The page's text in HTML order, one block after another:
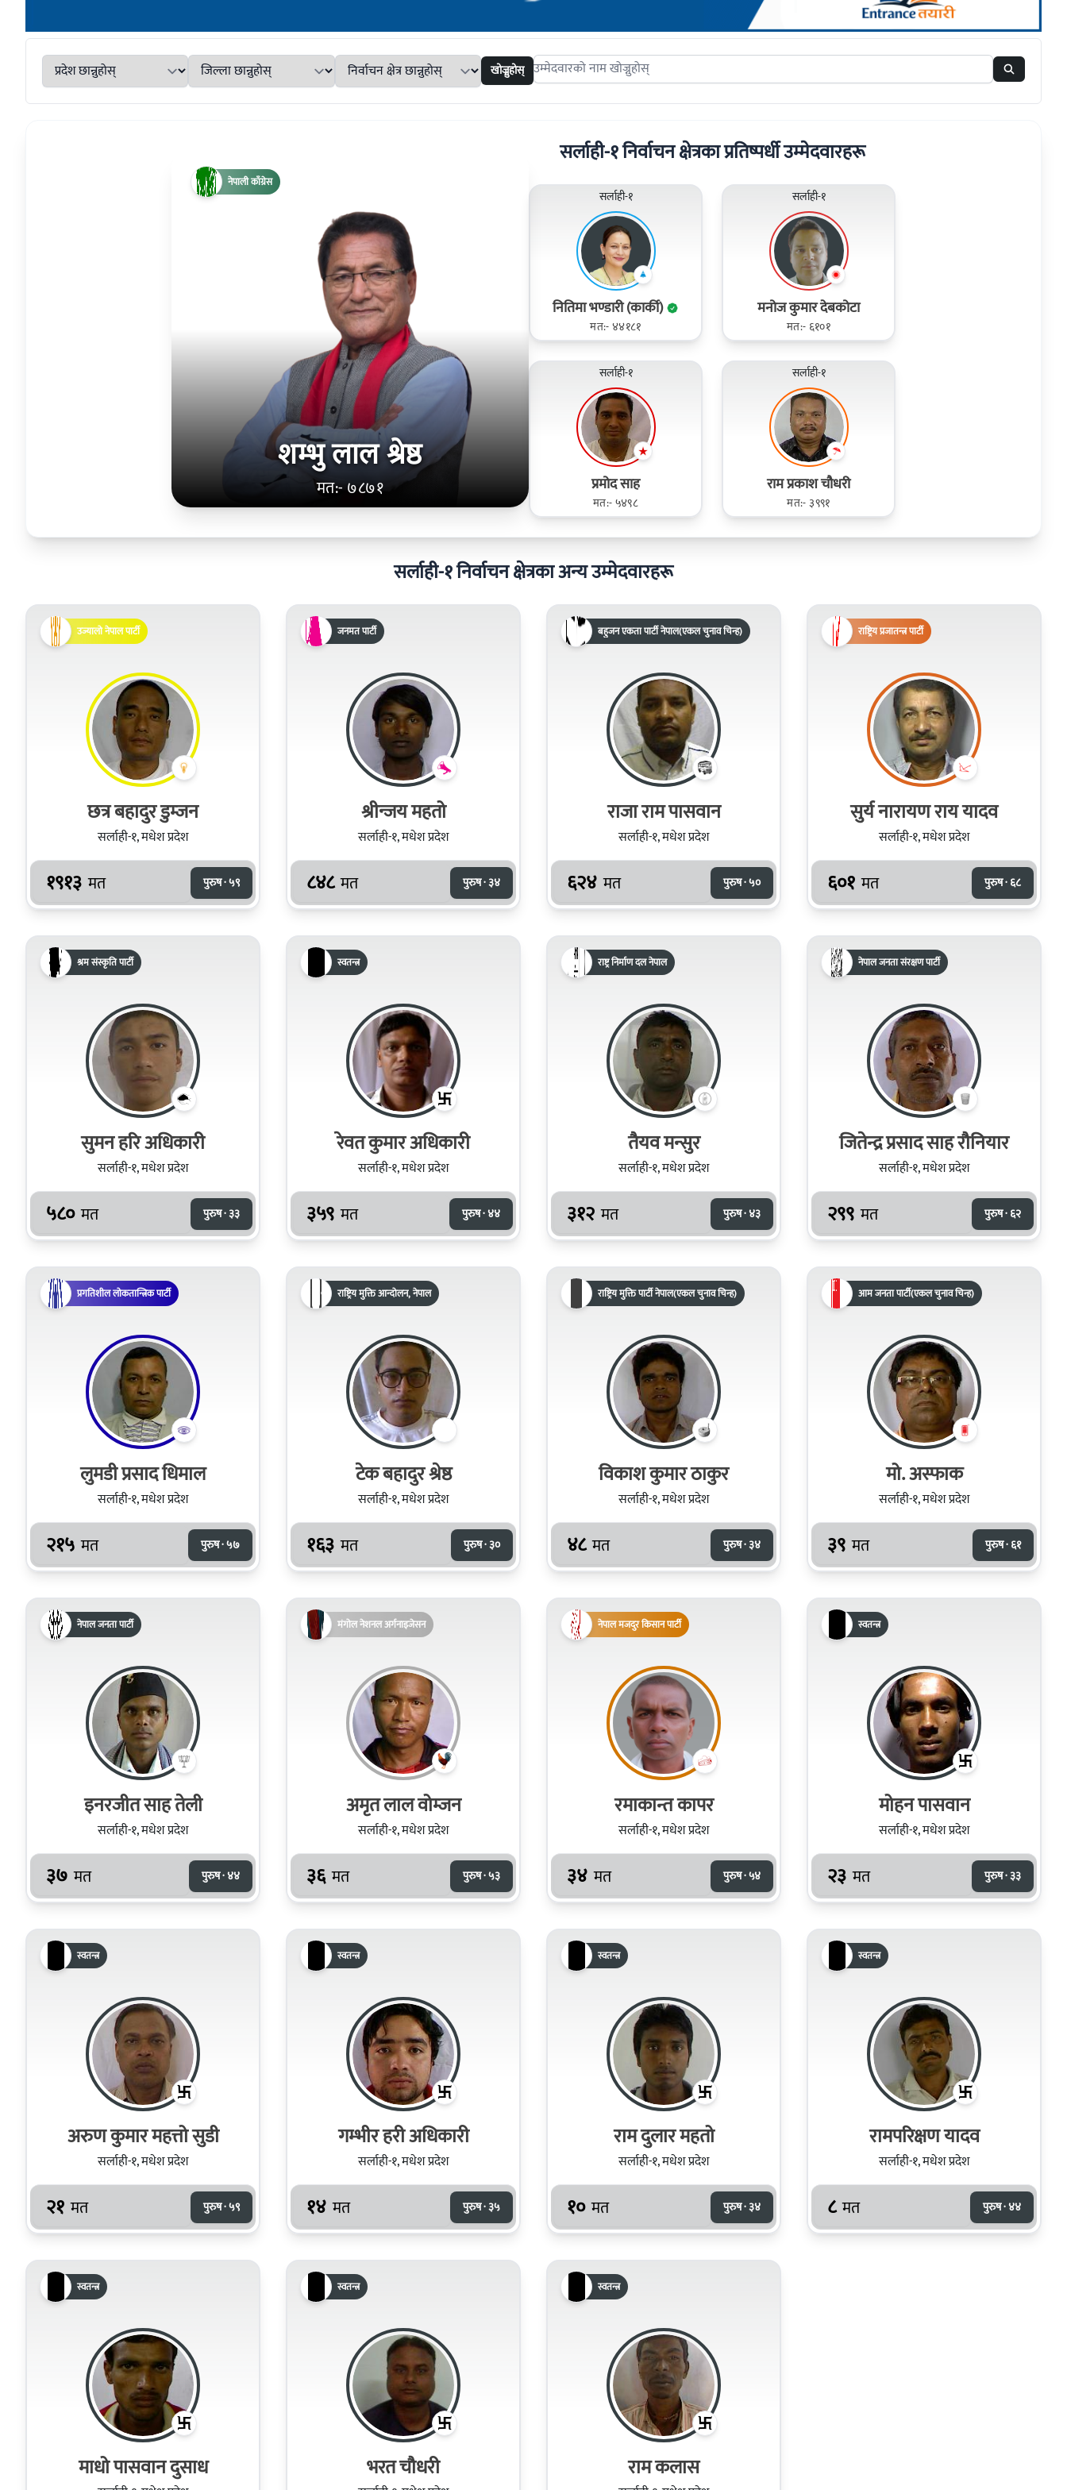
खोज्नुहोस् Search candidates
शम्भु लाल श्रेष्ठ
मत:- ७८७१
नेपाली काँग्रेस
सर्लाही-१ निर्वाचन क्षेत्रका प्रतिष्पर्धी उम्मेदवारहरू
सर्लाही-१
नितिमा भण्डारी (कार्की)
मत:- ४४१८१
सर्लाही-१
मनोज कुमार देबकोटा
मत:- ६१०१
सर्लाही-१
प्रमोद साह
मत:- ५४९८
सर्लाही-१
राम प्रकाश चौधरी
मत:- ३९९१
सर्लाही-१ निर्वाचन क्षेत्रका अन्य उम्मेदवारहरू
उज्यालो नेपाल पार्टी
छत्र बहादुर डुम्जन
सर्लाही-१, मधेश प्रदेश
१९१३ मत पुरुष · ५९
जनमत पार्टी
श्रीन्जय महतो
सर्लाही-१, मधेश प्रदेश
८४८ मत पुरुष · ३४
बहुजन एकता पार्टी नेपाल(एकल चुनाव चिन्ह)
राजा राम पासवान
सर्लाही-१, मधेश प्रदेश
६२४ मत पुरुष · ५०
राष्ट्रिय प्रजातन्त्र पार्टी
सुर्य नारायण राय यादव
सर्लाही-१, मधेश प्रदेश
६०१ मत पुरुष · ६८
श्रम संस्कृति पार्टी
सुमन हरि अधिकारी
सर्लाही-१, मधेश प्रदेश
५८० मत पुरुष · ३३
स्वतन्त्र
रेवत कुमार अधिकारी
सर्लाही-१, मधेश प्रदेश
३५९ मत पुरुष · ४४
राष्ट्र निर्माण दल नेपाल
तैयव मन्सुर
सर्लाही-१, मधेश प्रदेश
३१२ मत पुरुष · ४३
नेपाल जनता संरक्षण पार्टी
जितेन्द्र प्रसाद साह रौनियार
सर्लाही-१, मधेश प्रदेश
२९९ मत पुरुष · ६२
प्रगतिशील लोकतान्त्रिक पार्टी
लुमडी प्रसाद धिमाल
सर्लाही-१, मधेश प्रदेश
२१५ मत पुरुष · ५७
राष्ट्रिय मुक्ति आन्दोलन, नेपाल
टेक बहादुर श्रेष्ठ
सर्लाही-१, मधेश प्रदेश
१६३ मत पुरुष · ३०
राष्ट्रिय मुक्ति पार्टी नेपाल(एकल चुनाव चिन्ह)
विकाश कुमार ठाकुर
सर्लाही-१, मधेश प्रदेश
४८ मत पुरुष · ३४
आम जनता पार्टी(एकल चुनाव चिन्ह)
मो. अस्‍फाक
सर्लाही-१, मधेश प्रदेश
३९ मत पुरुष · ६१
नेपाल जनता पार्टी
इनरजीत साह तेली
सर्लाही-१, मधेश प्रदेश
३७ मत पुरुष · ४४
मंगोल नेशनल अर्गनाइजेसन
अमृत लाल वोम्जन
सर्लाही-१, मधेश प्रदेश
३६ मत पुरुष · ५३
नेपाल मजदुर किसान पार्टी
रमाकान्त कापर
सर्लाही-१, मधेश प्रदेश
३४ मत पुरुष · ५४
स्वतन्त्र
मोहन पासवान
सर्लाही-१, मधेश प्रदेश
२३ मत पुरुष · ३३
स्वतन्त्र
अरुण कुमार महत्तो सुडी
सर्लाही-१, मधेश प्रदेश
२१ मत पुरुष · ५९
स्वतन्त्र
गम्भीर हरी अधिकारी
सर्लाही-१, मधेश प्रदेश
१४ मत पुरुष · ३५
स्वतन्त्र
राम दुलार महतो
सर्लाही-१, मधेश प्रदेश
१० मत पुरुष · ३४
स्वतन्त्र
रामपरिक्षण यादव
सर्लाही-१, मधेश प्रदेश
८ मत पुरुष · ४४
स्वतन्त्र
माधो पासवान दुसाध
स्वतन्त्र
भरत चौधरी
स्वतन्त्र
राम कलास